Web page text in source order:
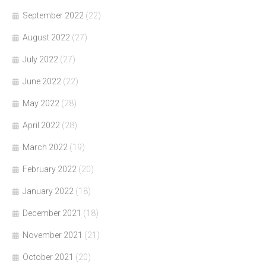
September 2022 (22)
August 2022 (27)
July 2022 (27)
June 2022 (22)
May 2022 (28)
April 2022 (28)
March 2022 (19)
February 2022 (20)
January 2022 (18)
December 2021 (18)
November 2021 (21)
October 2021 (20)